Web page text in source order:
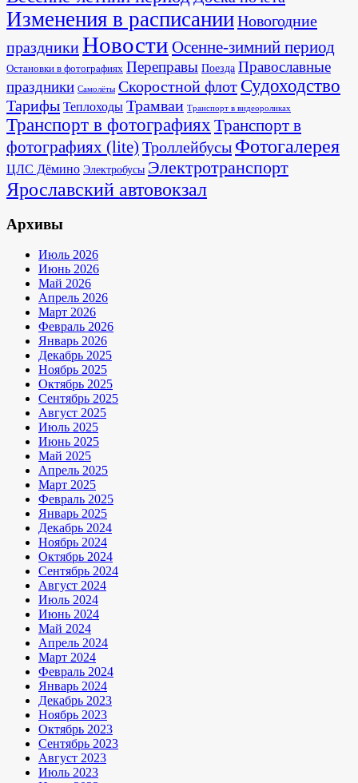
Изменения в расписанииНовогодние
праздникиНовости Осенне-зимний период
Остановки в фотографиях Переправы Поезда Православные
праздники Самолёты Скоростной флот Судоходство
Тарифы Теплоходы Трамваи Транспорт в видеороликах
Транспорт в фотографияхТранспорт в
фотографиях (lite) Троллейбусы Фотогалерея
ЦЛС Дёмино Электробусы Электротранспорт
Ярославский автовокзал
Архивы
Июль 2026
Июнь 2026
Май 2026
Апрель 2026
Март 2026
Февраль 2026
Январь 2026
Декабрь 2025
Ноябрь 2025
Октябрь 2025
Сентябрь 2025
Август 2025
Июль 2025
Июнь 2025
Май 2025
Апрель 2025
Март 2025
Февраль 2025
Январь 2025
Декабрь 2024
Ноябрь 2024
Октябрь 2024
Сентябрь 2024
Август 2024
Июль 2024
Июнь 2024
Май 2024
Апрель 2024
Март 2024
Февраль 2024
Январь 2024
Декабрь 2023
Ноябрь 2023
Октябрь 2023
Сентябрь 2023
Август 2023
Июль 2023